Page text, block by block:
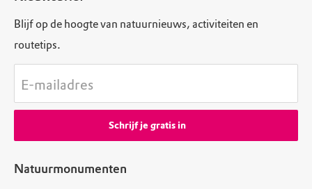
Natuurmonumenten
Blijf op de hoogte van natuurnieuws, activiteiten en
routetips.
E-mailadres
Schrijf je gratis in